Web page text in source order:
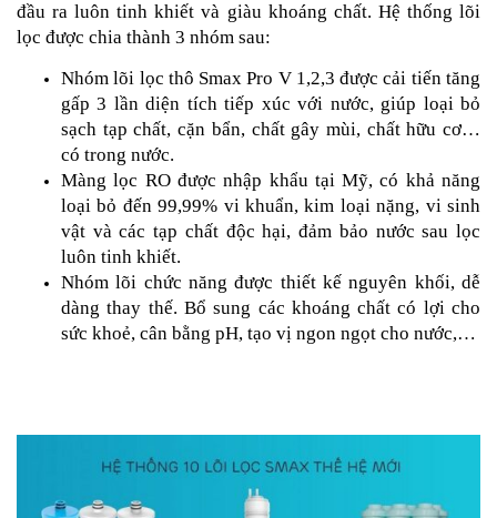
đầu ra luôn tinh khiết và giàu khoáng chất. Hệ thống lõi
lọc được chia thành 3 nhóm sau:
Nhóm lõi lọc thô Smax Pro V 1,2,3được cải tiến tăng
gấp 3 lần diện tích tiếp xúc với nước, giúp loại bỏ
sạch tạp chất, cặn bẩn, chất gây mùi, chất hữu cơ…
có trong nước.
Màng lọc RO được nhập khẩu tại Mỹ, có khả năng
loại bỏ đến 99,99% vi khuẩn, kim loại nặng, vi sinh
vật và các tạp chất độc hại, đảm bảo nước sau lọc
luôn tinh khiết.
Nhóm lõi chức năng được thiết kế nguyên khối, dễ
dàng thay thế. Bổ sung các khoáng chất có lợi cho
sức khoẻ, cân bằng pH, tạo vị ngon ngọt cho nước,…